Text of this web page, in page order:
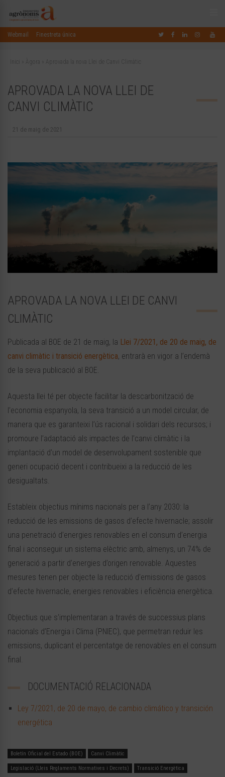
Webmail Finestreta única
Inici Àgora Aprovada la nova Llei de Canvi Climàtic
APROVADA LA NOVA LLEI DE
CANVI CLIMÀTIC
21 de maig de 2021
APROVADA LA NOVA LLEI DE CANVI
CLIMÀTIC
Publicada al BOE de 21 de maig, la Llei 7/2021, de 20 de maig, de
canvi climàtic i transició energètica, entrarà en vigor a l’endemà
de la seva publicació al BOE.
Aquesta llei té per objecte facilitar la descarbonització de
l’economia espanyola, la seva transició a un model circular, de
manera que es garanteixi l’ús racional i solidari dels recursos; i
promoure l’adaptació als impactes de l’canvi climàtic i la
implantació d’un model de desenvolupament sostenible que
generi ocupació decent i contribueixi a la reducció de les
desigualtats.
Estableix objectius mínims nacionals per a l’any 2030: la
reducció de les emissions de gasos d’efecte hivernacle; assolir
una penetració d’energies renovables en el consum d’energia
final i aconseguir un sistema elèctric amb, almenys, un 74% de
generació a partir d’energies d’origen renovable. Aquestes
mesures tenen per objecte la reducció d’emissions de gasos
d’efecte hivernacle, energies renovables i eficiència energètica.
Objectius que s’implementaran a través de successius plans
nacionals d’Energia i Clima (PNIEC), que permetran reduir les
emissions, duplicant el percentatge de renovables en el consum
final.
DOCUMENTACIÓ RELACIONADA
Ley 7/2021, de 20 de mayo, de cambio climático y transición
energética
Boletín Oficial del Estado (BOE) Canvi Climàtic
Legislació (Lleis Reglaments Normatives i Decrets) Transició Energètica